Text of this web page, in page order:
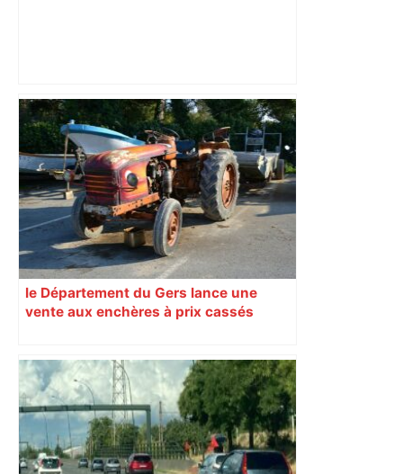
Municipales 2026 à Toulouse :
cantines gratuites, sécurité sociale de
l’alimentation, bio… quelles
propositions pour une meilleure
alimentation – ladepeche.fr
le Département du Gers lance une
vente aux enchères à prix cassés